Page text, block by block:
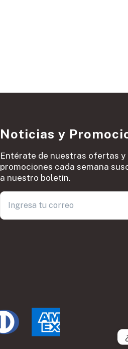
Noticias y
Entérate de nuestras ofertas y
promociones cada semana
a nuestro boletín.